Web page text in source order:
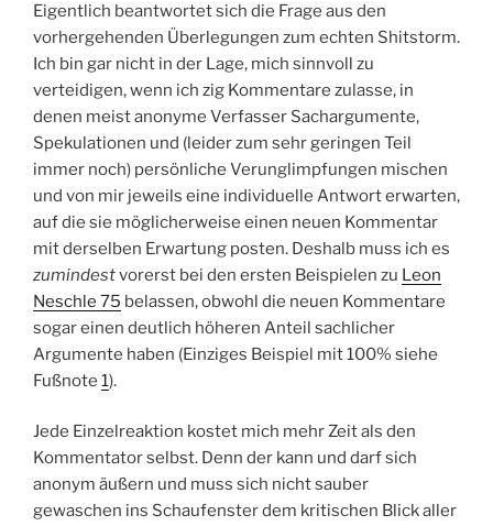
Eigentlich beantwortet sich die Frage aus den
vorhergehenden Überlegungen zum echten Shitstorm.
Ich bin gar nicht in der Lage, mich sinnvoll zu
verteidigen, wenn ich zig Kommentare zulasse, in
denen meist anonyme Verfasser Sachargumente,
Spekulationen und (leider zum sehr geringen Teil
immer noch) persönliche Verunglimpfungen mischen
und von mir jeweils eine individuelle Antwort erwarten,
auf die sie möglicherweise einen neuen Kommentar
mit derselben Erwartung posten. Deshalb muss ich es
zumindestvorerst bei den ersten Beispielen zu Leon
Neschle 75 belassen, obwohl die neuen Kommentare
sogar einen deutlich höheren Anteil sachlicher
Argumente haben (Einziges Beispiel mit 100% siehe
Fußnote 1).
Jede Einzelreaktion kostet mich mehr Zeit als den
Kommentator selbst. Denn der kann und darf sich
anonym äußern und muss sich nicht sauber
gewaschen ins Schaufenster dem kritischen Blick aller